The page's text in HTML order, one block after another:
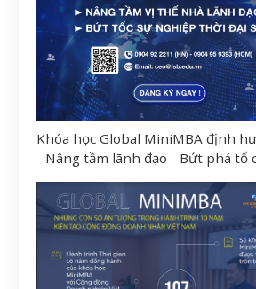
Khóa học Global MiniMBA định
- Nâng tầm lãnh đạo - Bứt phá tổ